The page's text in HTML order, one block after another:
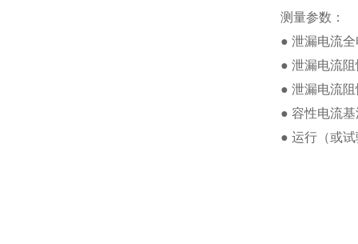
测量参数：
● 泄漏电流
● 泄漏电流
● 泄漏电流
● 容性电流
● 运行（或